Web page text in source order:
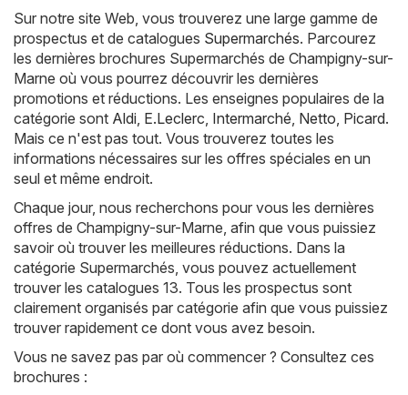
Sur notre site Web, vous trouverez une large gamme de
prospectus et de catalogues Supermarchés. Parcourez
les dernières brochures Supermarchés de Champigny-sur-
Marne où vous pourrez découvrir les dernières
promotions et réductions. Les enseignes populaires de la
catégorie sont Aldi E.Leclerc Intermarché Netto Picard.
Mais ce n'est pas tout. Vous trouverez toutes les
informations nécessaires sur les offres spéciales en un
seul et même endroit.
Chaque jour, nous recherchons pour vous les dernières
offres de Champigny-sur-Marne, afin que vous puissiez
savoir où trouver les meilleures réductions. Dans la
catégorie Supermarchés, vous pouvez actuellement
trouver les catalogues 13. Tous les prospectus sont
clairement organisés par catégorie afin que vous puissiez
trouver rapidement ce dont vous avez besoin.
Vous ne savez pas par où commencer ? Consultez ces
brochures :